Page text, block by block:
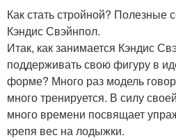
Как стать стройной? Полезные
Кэндис Свэйнпол.
Итак, как занимается Кэндис
поддерживать свою фигуру в
форме? Много раз модель
много тренируется. В силу
много времени посвящает
крепя вес на лодыжки.